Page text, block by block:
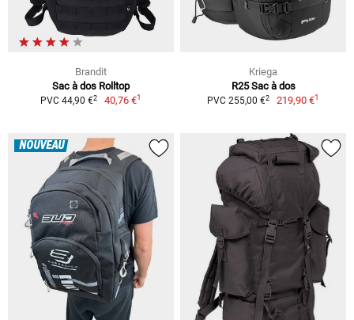
Brandit
Sac à dos Rolltop
PVC 44,90 €2 40,76 €1
Kriega
R25 Sac à dos
PVC 255,00 €2 219,90 €1
NOUVEAU